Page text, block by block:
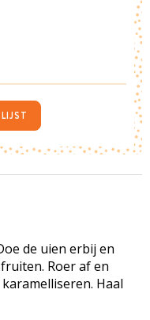
de uien erbij en
Roer af en
Haal